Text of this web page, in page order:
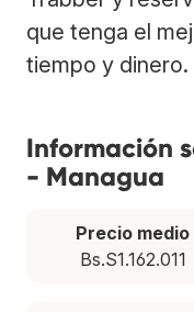
que tenga el
tiempo y dinero.
Información
- Managua
Precio medio
Bs.S1.162.011